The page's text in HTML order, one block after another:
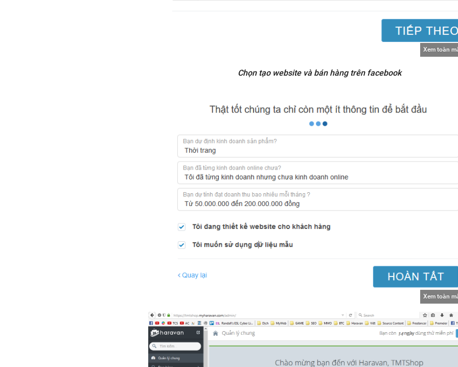
Xem toàn
Chọn tạo website và bán hàng trên facebook
Xem toàn